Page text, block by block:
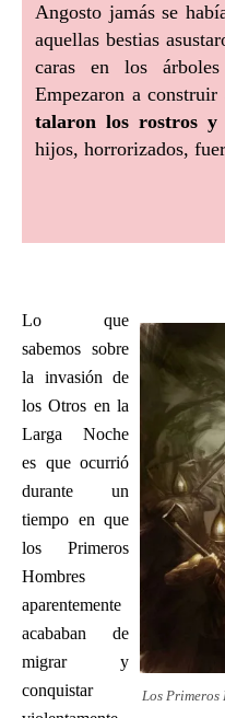
Angosto jamás se
aquellas bestias
caras en los
Empezaron a
talaron los rostros y
hijos, horrorizados,
Los Primeros
Lo que
sabemos sobre
la invasión de
los Otros en la
Larga Noche
es que ocurrió
durante un
tiempo en que
los Primeros
Hombres
aparentemente
acababan de
migrar y
conquistar